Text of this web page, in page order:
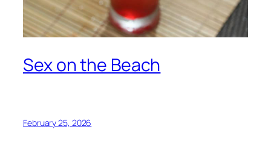
Sex on the Beach
February 25, 2026